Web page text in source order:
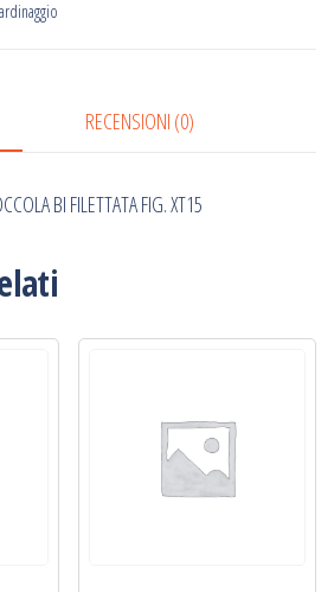
RECENSIONI (0)
BI FILETTATA FIG. XT15